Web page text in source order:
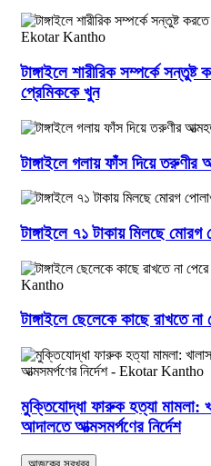
টাঙ্গাইলে শারীরিক সম্পর্কে সন্তুষ্ট
প্রেমিককে খুন
টাঙ্গাইলে গলায় ফাঁস দিয়ে তরুণীর
টাঙ্গাইলে ৭১ টাকায় মিলছে মোরগ
টাঙ্গাইলে ছেলেকে কাছে রাখতে
মুক্তিযোদ্ধা ফারুক হত্যা মামলা:
আদালতে আত্মসমর্পণের নির্দেশ